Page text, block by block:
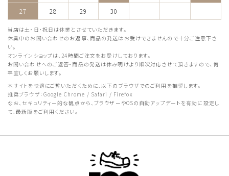
27
28 29 30
当店は土・日・祝日は休業とさせていただきます。
休業中のお問い合わせのお返事、商品の発送はお受けできませんので十分ご注意下さ
い。
オンラインショップは、24時間ご注文をお受けしております。
お問い合わせへのご返答・商品の発送は休み明けより順次対応させて頂きますので、何
卒宜しくお願いします。
本サイトを快適にご覧いただくために、以下のブラウザでのご利用を推奨します。
推奨ブラウザ：Google Chrome / Safari / Firefox
なお、セキュリティー的な観点から、ブラウザーやOSの自動アップデートを有効に設定し
て、最新版をご利用ください。